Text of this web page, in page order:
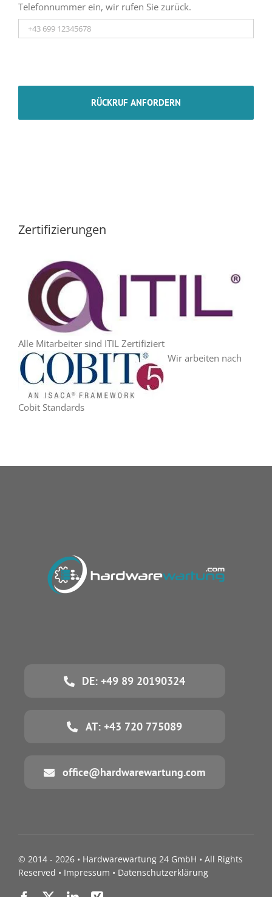
Telefonnummer ein, wir rufen Sie zurück.
Zertifizierungen
Alle Mitarbeiter sind ITIL Zertifiziert
Wir arbeiten nach
Cobit Standards
DE: +49 89 20190324
AT: +43 720 775089
office@hardwarewartung.com
© 2014 - 2026 • Hardwarewartung 24 GmbH • All Rights
Reserved • Impressum • Datenschutzerklärung